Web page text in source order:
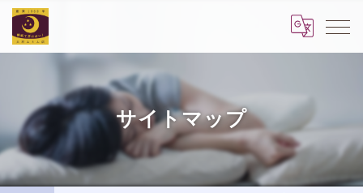
サイトマップ